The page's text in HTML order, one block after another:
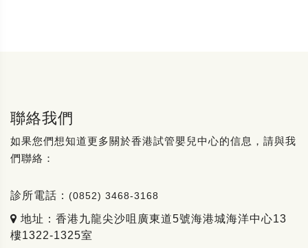
聯絡我們
如果您們想知道更多關於香港試管嬰兒中心的信息，請與我
們聯絡：
診所電話： (0852) 3468-3168
地址：香港九龍尖沙咀廣東道5號海港城海洋中心13
樓1322-1325室